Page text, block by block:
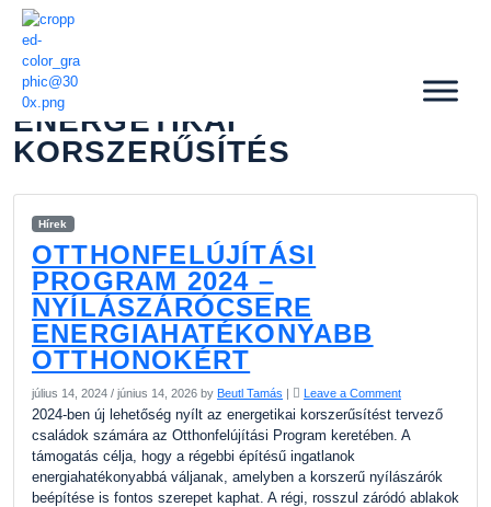
ENERGETIKAI
KORSZERŰSÍTÉS
Hírek
OTTHONFELÚJÍTÁSI
PROGRAM 2024 –
NYÍLÁSZÁRÓCSERE
ENERGIAHATÉKONYABB
OTTHONOKÉRT
július 14, 2024 / június 14, 2026 by Beutl Tamás | Leave a Comment
2024-ben új lehetőség nyílt az energetikai korszerűsítést tervező
családok számára az Otthonfelújítási Program keretében. A
támogatás célja, hogy a régebbi építésű ingatlanok
energiahatékonyabbá váljanak, amelyben a korszerű nyílászárók
beépítése is fontos szerepet kaphat. A régi, rosszul záródó ablakok